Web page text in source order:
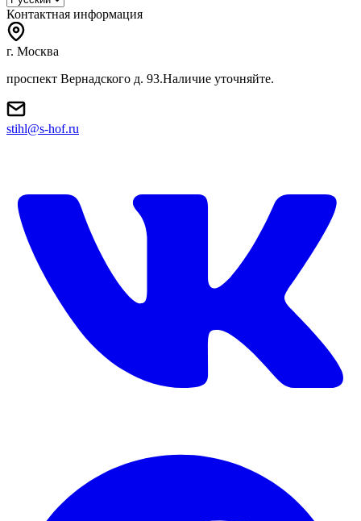
Контактная информация
г. Москва
проспект Вернадского д. 93.Наличие уточняйте.
stihl@s-hof.ru